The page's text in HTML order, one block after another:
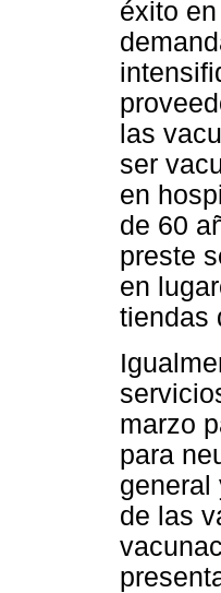
éxito
las
ser
en
de 60
preste
en
tiendas
marzo
para
general
de las